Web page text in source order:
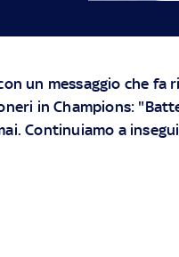
un messaggio che fa
in Champions:
Continuiamo a